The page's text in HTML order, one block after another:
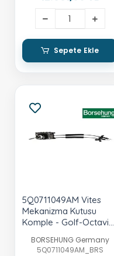
Sepete Ekle
5Q0711049AM Vites
Mekanizma Kutusu
Komple - Golf-Octavia-
BORSEHUNG Germany
5Q0711049AM_BRS